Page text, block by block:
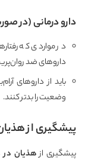
دارو درمانی (در
در مواردی که
داروهای ضد
باید از داروهای
وضعیت را بدتر کنند.
پیشگیری از
پیشگیری ازهذیان در